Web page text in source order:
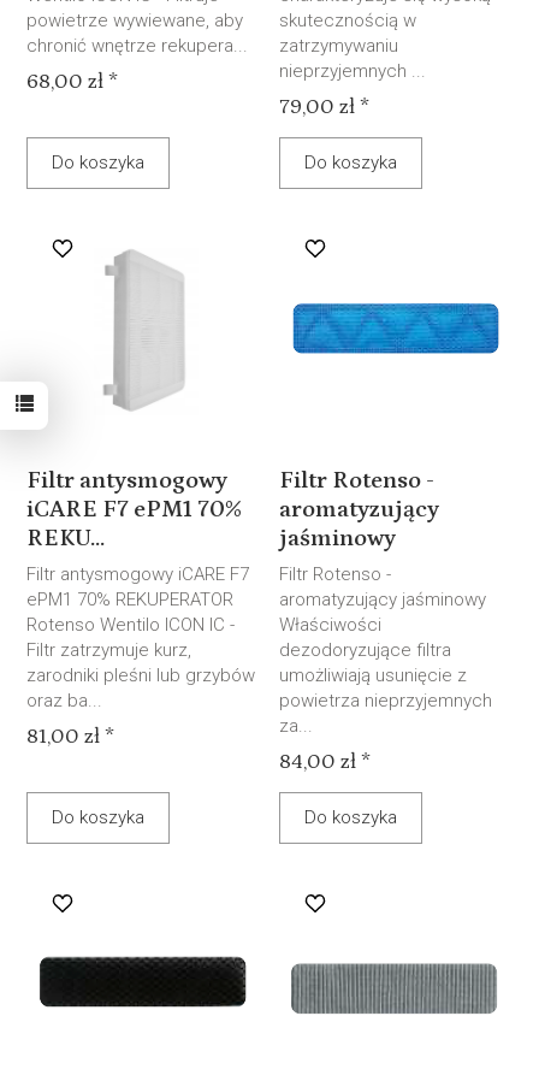
powietrze wywiewane, aby
chronić wnętrze rekupera...
68,00 zł *
Do koszyka
skutecznością w
zatrzymywaniu
nieprzyjemnych ...
79,00 zł *
Do koszyka
Filtr antysmogowy
iCARE F7 ePM1 70%
REKU...
Filtr antysmogowy iCARE F7
ePM1 70% REKUPERATOR
Rotenso Wentilo ICON IC -
Filtr zatrzymuje kurz,
zarodniki pleśni lub grzybów
oraz ba...
81,00 zł *
Do koszyka
Filtr Rotenso -
aromatyzujący
jaśminowy
Filtr Rotenso -
aromatyzujący jaśminowy
Właściwości
dezodoryzujące filtra
umożliwiają usunięcie z
powietrza nieprzyjemnych
za...
84,00 zł *
Do koszyka